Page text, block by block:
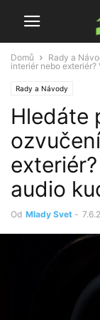
Domů Rady a
interiér nebo exteriér?
Rady a Návody
Hledáte
audio
Od Mlady Svet -